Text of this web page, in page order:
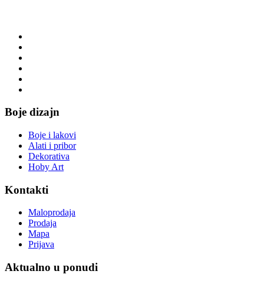
Boje dizajn
Boje i lakovi
Alati i pribor
Dekorativa
Hoby Art
Kontakti
Maloprodaja
Prodaja
Mapa
Prijava
Aktualno u ponudi